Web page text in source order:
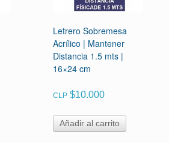
Letrero Sobremesa
Acrílico | Mantener
Distancia 1.5 mts |
16×24 cm
CLP $10.000
Añadir al carrito